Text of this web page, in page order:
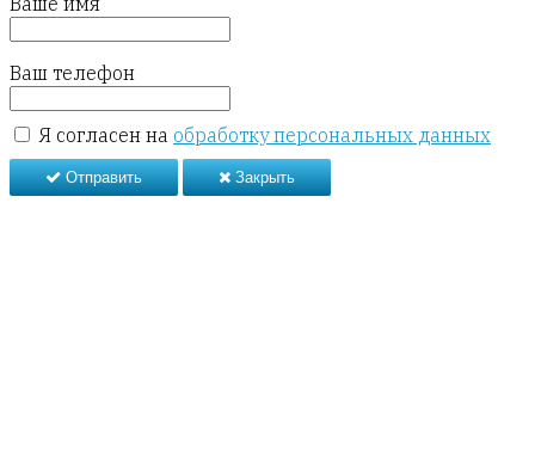
Ваш телефон
Я согласен на обработку персональных данных
Отправить Закрыть